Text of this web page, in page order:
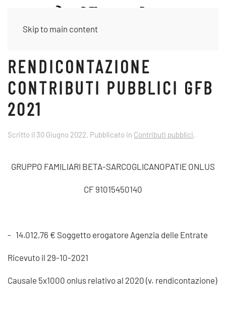
Skip to main content
RENDICONTAZIONE
CONTRIBUTI PUBBLICI GFB
2021
Scritto il 30 Giugno 2022. Pubblicato in Contributi pubblici.
GRUPPO FAMILIARI BETA-SARCOGLICANOPATIE ONLUS
CF 91015450140
- 14.012,76 € Soggetto erogatore Agenzia delle Entrate
Ricevuto il 29-10-2021
Causale 5x1000 onlus relativo al 2020 (v. rendicontazione)